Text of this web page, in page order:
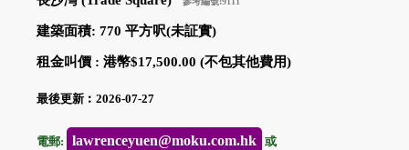
建築面積: 770 平方呎(未証實)
租金叫價 : 港幣$17,500.00 (不包其他費用)
最後更新︰2026-07-27
電郵: lawrenceyuen@moku.com.hk 或